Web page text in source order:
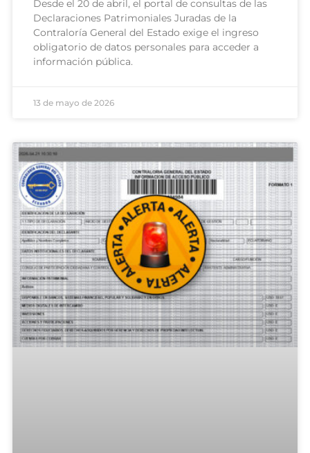
Desde el 20 de abril, el portal de consultas de las
Declaraciones Patrimoniales Juradas de la
Contraloría General del Estado exige el ingreso
obligatorio de datos personales para acceder a
información pública.
13 de mayo de 2026